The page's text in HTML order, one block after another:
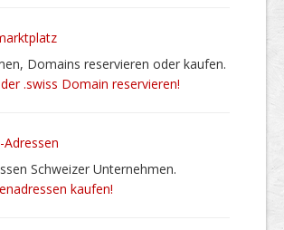
Domains reservieren oder kaufen.
.swiss Domain reservieren!
Schweizer Unternehmen.
kaufen!